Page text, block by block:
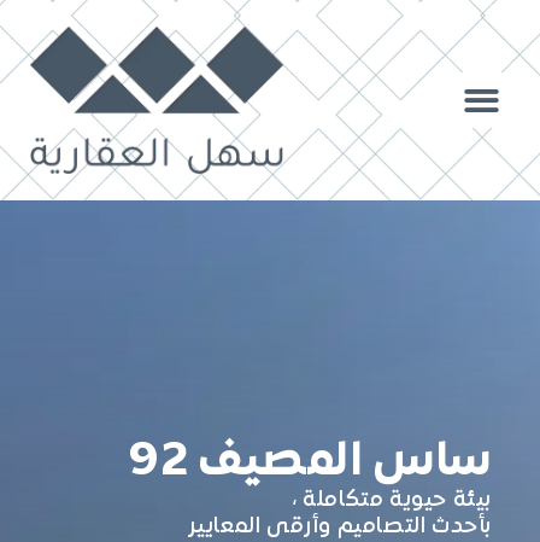
ساس المصيف 92
بيئة حيوية متكاملة ،
بأحدث التصاميم وأرقى المعايير​